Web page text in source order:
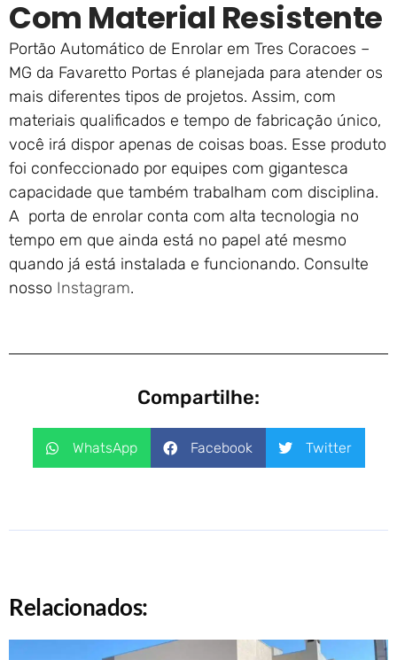
Com Material Resistente
Portão Automático de Enrolar em Tres Coracoes –
MG da Favaretto Portas é planejada para atender os
mais diferentes tipos de projetos. Assim, com
materiais qualificados e tempo de fabricação único,
você irá dispor apenas de coisas boas. Esse produto
foi confeccionado por equipes com gigantesca
capacidade que também trabalham com disciplina.
A porta de enrolar conta com alta tecnologia no
tempo em que ainda está no papel até mesmo
quando já está instalada e funcionando. Consulte
nosso Instagram.
Compartilhe:
WhatsApp Facebook Twitter
Relacionados: